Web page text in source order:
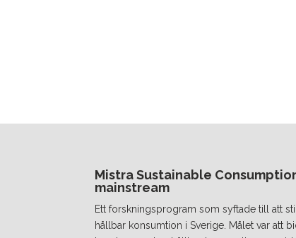
Mistra Sustainable
mainstream
Ett forskningsprogram som syftade till att
hållbar konsumtion i Sverige. Målet var att